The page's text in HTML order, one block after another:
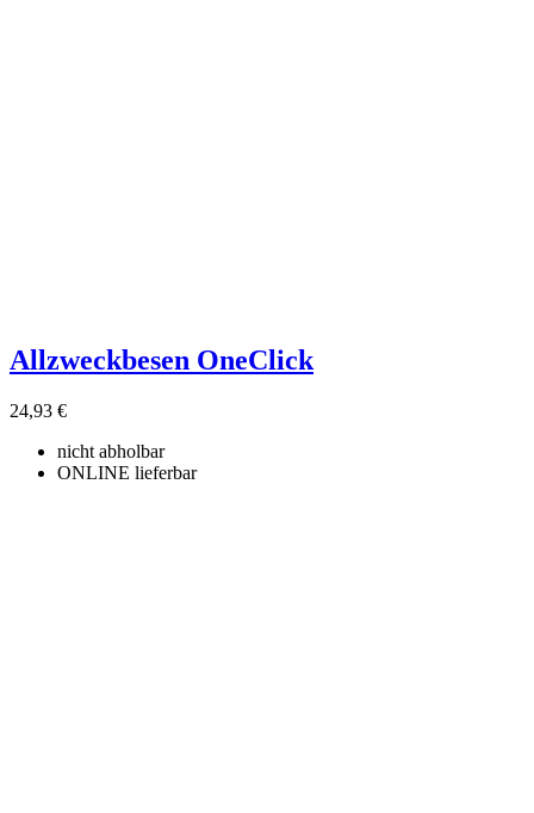
Allzweckbesen OneClick
24,93 €
nicht abholbar
ONLINE lieferbar